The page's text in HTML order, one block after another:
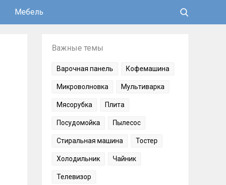
Мебель
Важные темы
Варочная панель Кофемашина
Микроволновка Мультиварка
Мясорубка Плита
Посудомойка Пылесос
Стиральная машина Тостер
Холодильник Чайник
Телевизор